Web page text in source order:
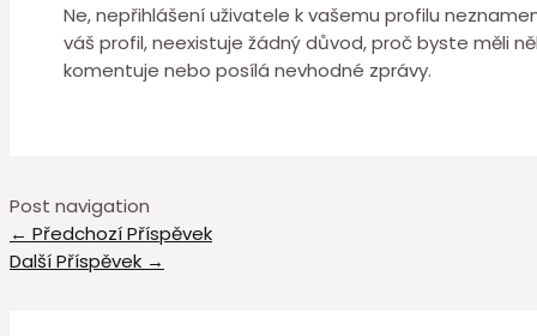
Ne, nepřihlášení uživatele k vašemu profilu
váš profil, neexistuje žádný důvod, proč byste měli
komentuje nebo posílá nevhodné zprávy.
Post navigation
← Předchozí Příspěvek
Další Příspěvek →